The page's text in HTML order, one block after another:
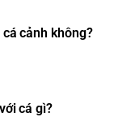
cảnh không?
cá gì?